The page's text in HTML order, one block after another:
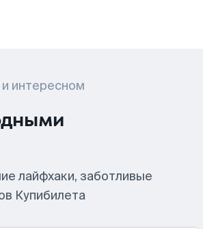
интересном
лайфхаки, заботливые
Купибилета